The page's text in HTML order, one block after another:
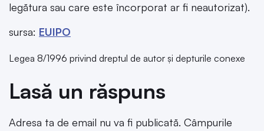
legătura sau care este încorporat ar fi neautorizat).
sursa: EUIPO
Legea 8/1996 privind dreptul de autor și depturile conexe
Lasă un răspuns
Adresa ta de email nu va fi publicată. Câmpurile